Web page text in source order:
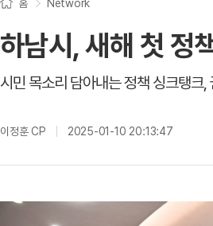
홈 Network
하남시, 새해 첫 정
시민 목소리 담아내는 정책 싱크탱크,
이정훈 CP 2025-01-10 20:13:47